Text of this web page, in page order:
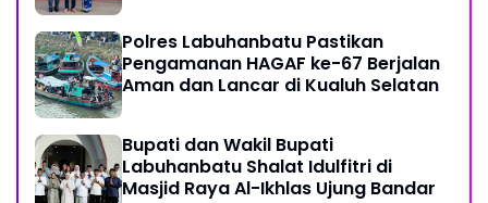
Polres Labuhanbatu Pastikan
Pengamanan HAGAF ke-67 Berjalan
Aman dan Lancar di Kualuh Selatan
Bupati dan Wakil Bupati
Labuhanbatu Shalat Idulfitri di
Masjid Raya Al-Ikhlas Ujung Bandar